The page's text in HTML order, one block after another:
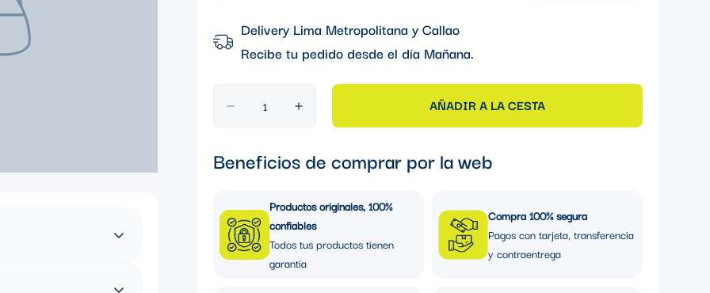
Delivery Lima Metropolitana y Callao
Recibe tu pedido desde el día Mañana.
AÑADIR A LA CESTA
Beneficios de comprar por la web
Productos originales, 100%
confiables
Todos tus productos tienen
garantía
Compra 100% segura
Pagos con tarjeta, transferencia
y contraentrega